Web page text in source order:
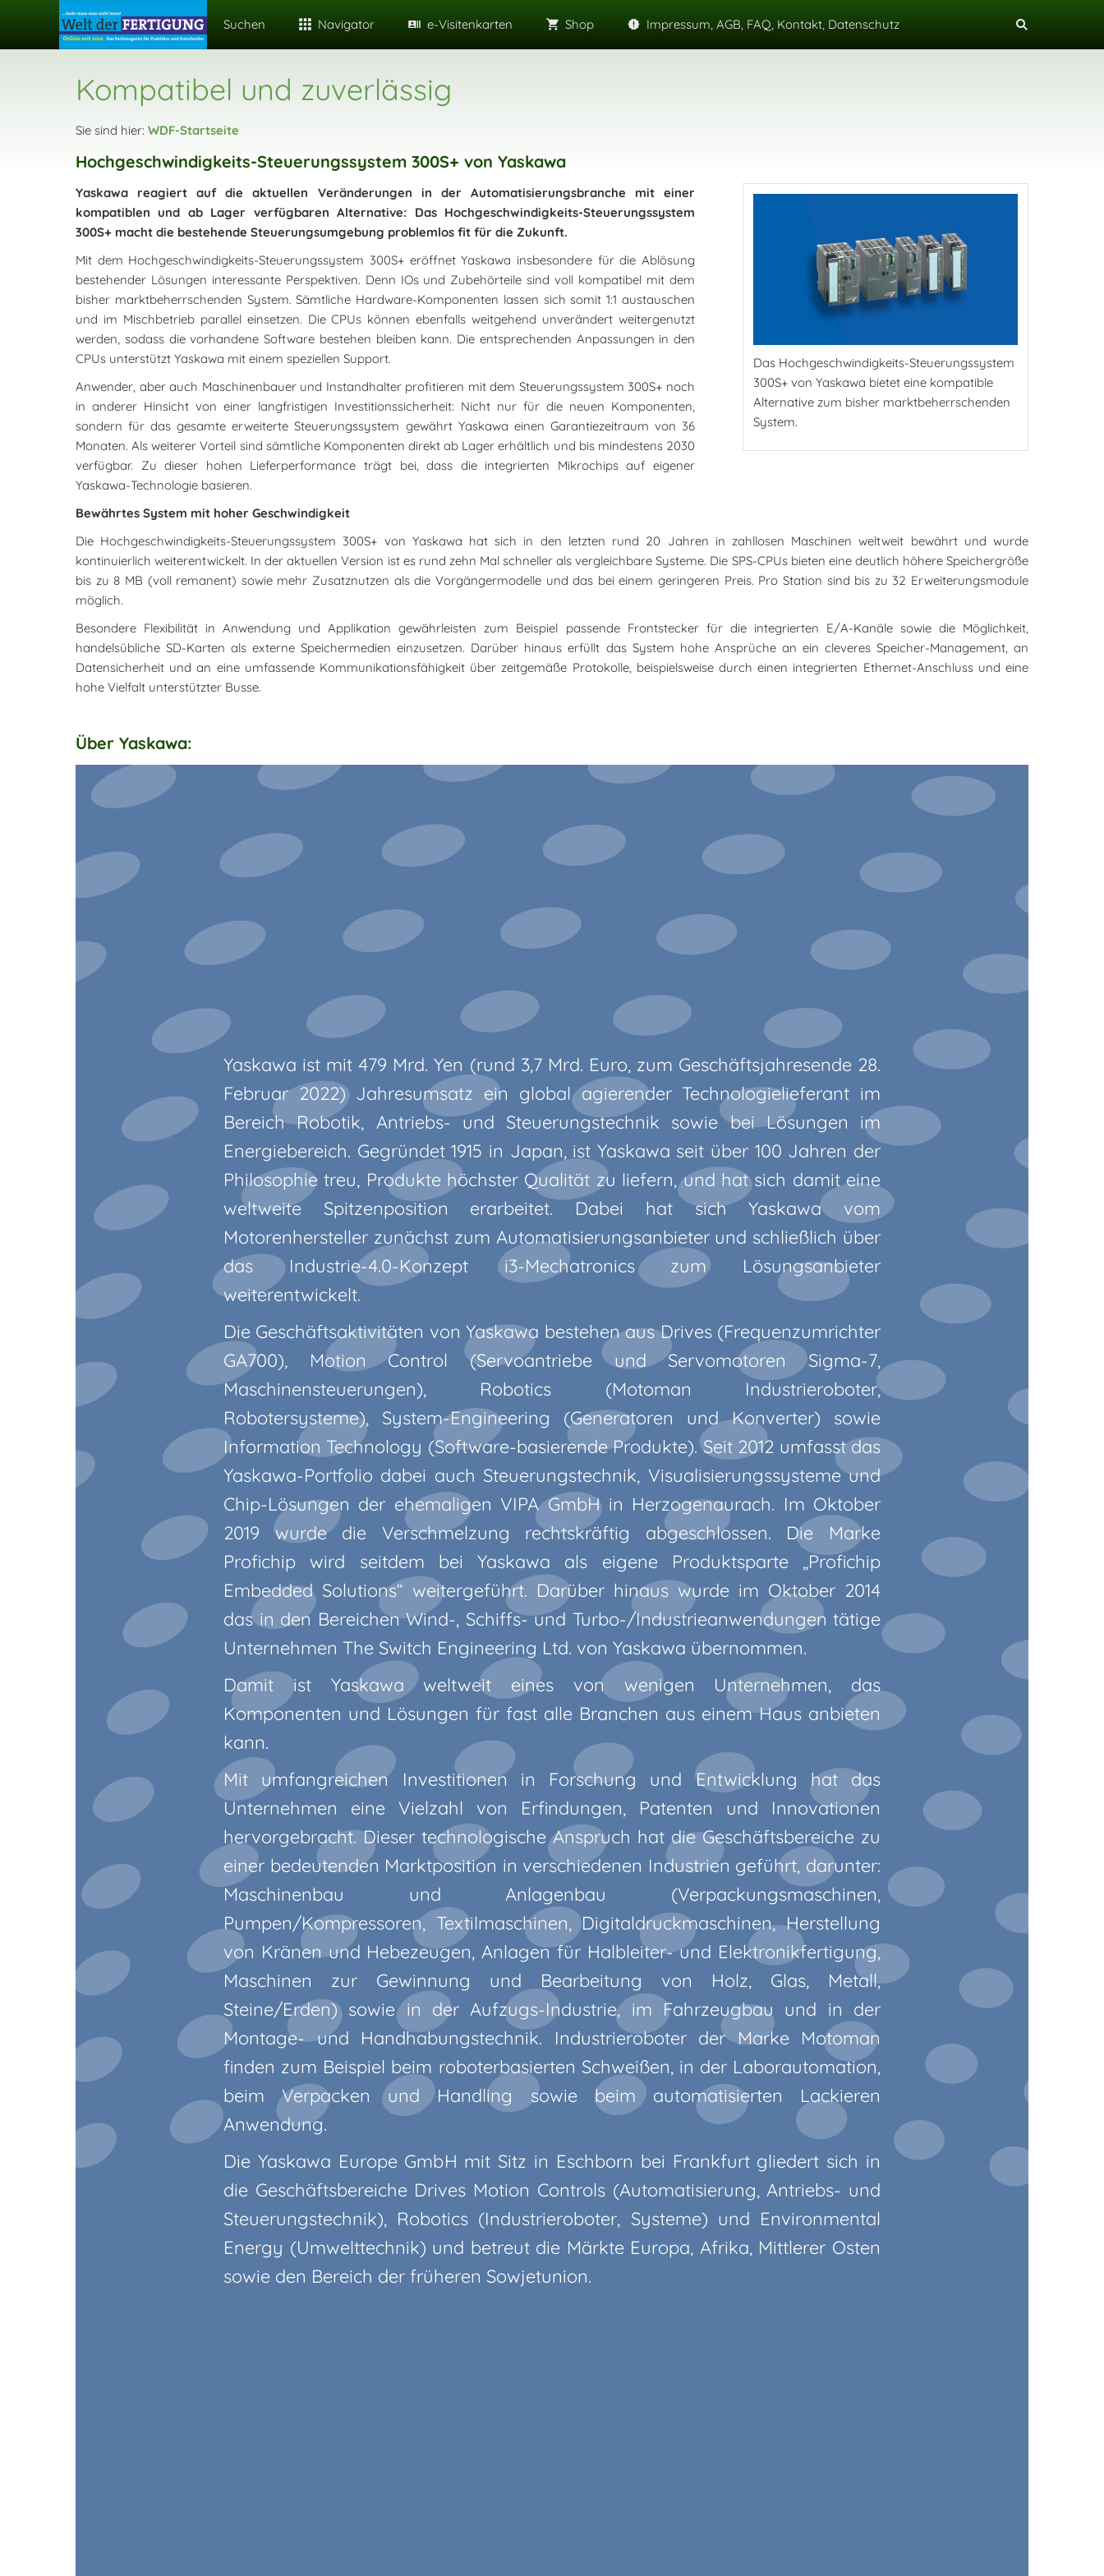
Suchen Navigator e-Visitenkarten Shop Impressum, AGB, FAQ, Kontakt, Datenschutz
Kompatibel und zuverlässig
Sie sind hier: WDF-Startseite
Hochgeschwindigkeits-Steuerungssystem 300S+ von Yaskawa
Das Hochgeschwindigkeits-Steuerungssystem
300S+ von Yaskawa bietet eine kompatible
Alternative zum bisher marktbeherrschenden
System.
Yaskawa reagiert auf die aktuellen Veränderungen in der Automatisierungsbranche mit einer
kompatiblen und ab Lager verfügbaren Alternative: Das Hochgeschwindigkeits-Steuerungssystem
300S+ macht die bestehende Steuerungsumgebung problemlos fit für die Zukunft.
Mit dem Hochgeschwindigkeits-Steuerungssystem 300S+ eröffnet Yaskawa insbesondere für die Ablösung
bestehender Lösungen interessante Perspektiven. Denn IOs und Zubehörteile sind voll kompatibel mit dem
bisher marktbeherrschenden System. Sämtliche Hardware-Komponenten lassen sich somit 1:1 austauschen
und im Mischbetrieb parallel einsetzen. Die CPUs können ebenfalls weitgehend unverändert weitergenutzt
werden, sodass die vorhandene Software bestehen bleiben kann. Die entsprechenden Anpassungen in den
CPUs unterstützt Yaskawa mit einem speziellen Support.
Anwender, aber auch Maschinenbauer und Instandhalter profitieren mit dem Steuerungssystem 300S+ noch
in anderer Hinsicht von einer langfristigen Investitionssicherheit: Nicht nur für die neuen Komponenten,
sondern für das gesamte erweiterte Steuerungssystem gewährt Yaskawa einen Garantiezeitraum von 36
Monaten. Als weiterer Vorteil sind sämtliche Komponenten direkt ab Lager erhältlich und bis mindestens 2030
verfügbar. Zu dieser hohen Lieferperformance trägt bei, dass die integrierten Mikrochips auf eigener
Yaskawa-Technologie basieren.
Bewährtes System mit hoher Geschwindigkeit
Die Hochgeschwindigkeits-Steuerungssystem 300S+ von Yaskawa hat sich in den letzten rund 20 Jahren in zahllosen Maschinen weltweit bewährt und wurde
kontinuierlich weiterentwickelt. In der aktuellen Version ist es rund zehn Mal schneller als vergleichbare Systeme. Die SPS-CPUs bieten eine deutlich höhere Speichergröße
bis zu 8 MB (voll remanent) sowie mehr Zusatznutzen als die Vorgängermodelle und das bei einem geringeren Preis. Pro Station sind bis zu 32 Erweiterungsmodule
möglich.
Besondere Flexibilität in Anwendung und Applikation gewährleisten zum Beispiel passende Frontstecker für die integrierten E/A-Kanäle sowie die Möglichkeit,
handelsübliche SD-Karten als externe Speichermedien einzusetzen. Darüber hinaus erfüllt das System hohe Ansprüche an ein cleveres Speicher-Management, an
Datensicherheit und an eine umfassende Kommunikationsfähigkeit über zeitgemäße Protokolle, beispielsweise durch einen integrierten Ethernet-Anschluss und eine
hohe Vielfalt unterstützter Busse.
Über Yaskawa:
Yaskawa ist mit 479 Mrd. Yen (rund 3,7 Mrd. Euro, zum Geschäftsjahresende 28.
Februar 2022) Jahresumsatz ein global agierender Technologielieferant im
Bereich Robotik, Antriebs- und Steuerungstechnik sowie bei Lösungen im
Energiebereich. Gegründet 1915 in Japan, ist Yaskawa seit über 100 Jahren der
Philosophie treu, Produkte höchster Qualität zu liefern, und hat sich damit eine
weltweite Spitzenposition erarbeitet. Dabei hat sich Yaskawa vom
Motorenhersteller zunächst zum Automatisierungsanbieter und schließlich über
das Industrie-4.0-Konzept i3-Mechatronics zum Lösungsanbieter
weiterentwickelt.
Die Geschäftsaktivitäten von Yaskawa bestehen aus Drives (Frequenzumrichter
GA700), Motion Control (Servoantriebe und Servomotoren Sigma-7,
Maschinensteuerungen), Robotics (Motoman Industrieroboter,
Robotersysteme), System-Engineering (Generatoren und Konverter) sowie
Information Technology (Software-basierende Produkte). Seit 2012 umfasst das
Yaskawa-Portfolio dabei auch Steuerungstechnik, Visualisierungssysteme und
Chip-Lösungen der ehemaligen VIPA GmbH in Herzogenaurach. Im Oktober
2019 wurde die Verschmelzung rechtskräftig abgeschlossen. Die Marke
Profichip wird seitdem bei Yaskawa als eigene Produktsparte „Profichip
Embedded Solutions“ weitergeführt. Darüber hinaus wurde im Oktober 2014
das in den Bereichen Wind-, Schiffs- und Turbo-/Industrieanwendungen tätige
Unternehmen The Switch Engineering Ltd. von Yaskawa übernommen.
Damit ist Yaskawa weltweit eines von wenigen Unternehmen, das
Komponenten und Lösungen für fast alle Branchen aus einem Haus anbieten
kann.
Mit umfangreichen Investitionen in Forschung und Entwicklung hat das
Unternehmen eine Vielzahl von Erfindungen, Patenten und Innovationen
hervorgebracht. Dieser technologische Anspruch hat die Geschäftsbereiche zu
einer bedeutenden Marktposition in verschiedenen Industrien geführt, darunter:
Maschinenbau und Anlagenbau (Verpackungsmaschinen,
Pumpen/Kompressoren, Textilmaschinen, Digitaldruckmaschinen, Herstellung
von Kränen und Hebezeugen, Anlagen für Halbleiter- und Elektronikfertigung,
Maschinen zur Gewinnung und Bearbeitung von Holz, Glas, Metall,
Steine/Erden) sowie in der Aufzugs-Industrie, im Fahrzeugbau und in der
Montage- und Handhabungstechnik. Industrieroboter der Marke Motoman
finden zum Beispiel beim roboterbasierten Schweißen, in der Laborautomation,
beim Verpacken und Handling sowie beim automatisierten Lackieren
Anwendung.
Die Yaskawa Europe GmbH mit Sitz in Eschborn bei Frankfurt gliedert sich in
die Geschäftsbereiche Drives Motion Controls (Automatisierung, Antriebs- und
Steuerungstechnik), Robotics (Industrieroboter, Systeme) und Environmental
Energy (Umwelttechnik) und betreut die Märkte Europa, Afrika, Mittlerer Osten
sowie den Bereich der früheren Sowjetunion.